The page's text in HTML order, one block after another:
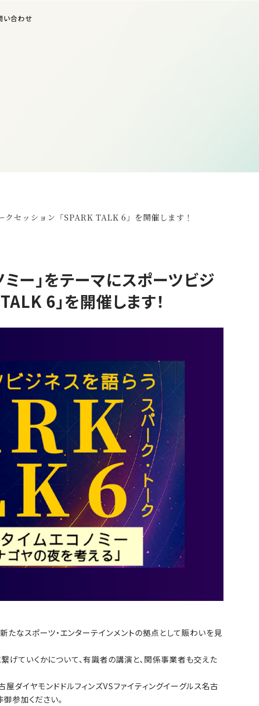
い合わせ
セッション「SPARK TALK 6」を開催します！
ー」をテーマにスポーツビジ
6」を開催します！
たなスポーツ・エンターテインメントの拠点として賑わいを見
ていくかについて、有識者の講演と、関係事業者も交えた
ダイヤモンドドルフィンズVSファイティングイーグルス名古
参加ください。